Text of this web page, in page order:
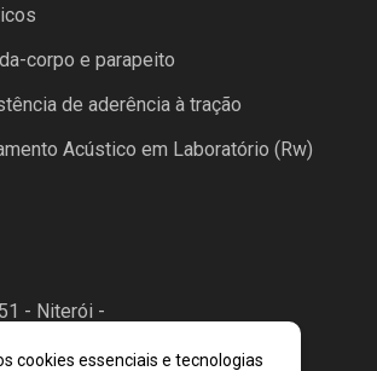
corpo e parapeito
de aderência à tração
Acústico em Laboratório (Rw)
- Niterói -
cookies essenciais e tecnologias